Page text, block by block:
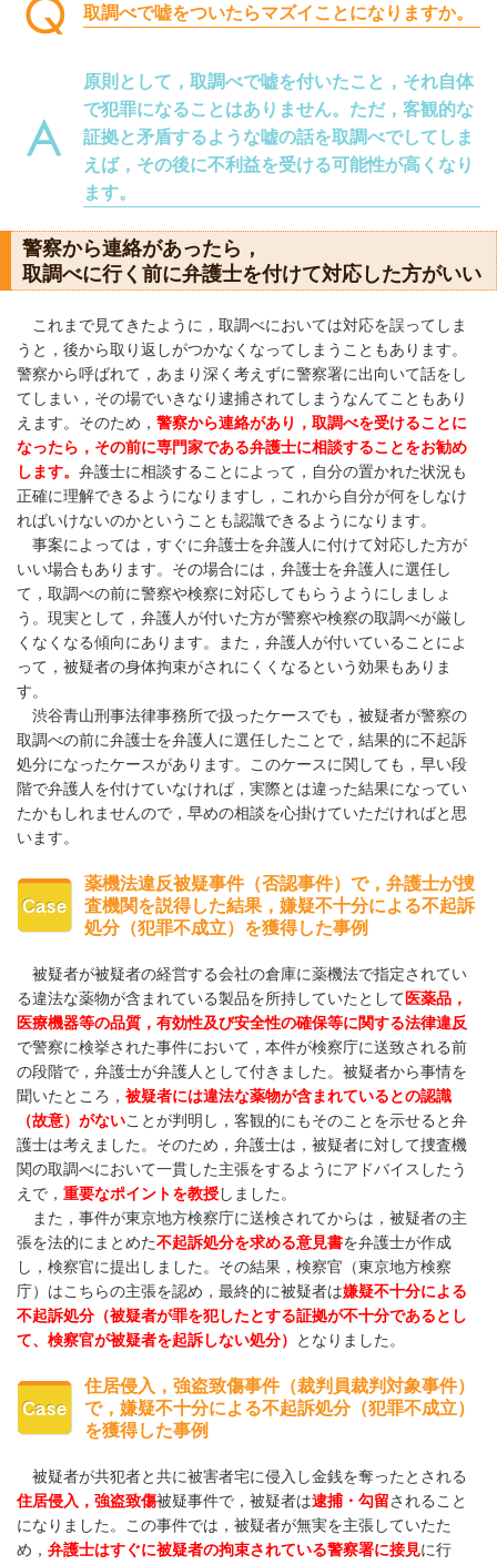
取調べで嘘をついたらマズイことになりますか。
原則として，取調べで嘘を付いたこと，それ自体
で犯罪になることはありません。ただ，客観的な
証拠と矛盾するような嘘の話を取調べでしてしま
えば，その後に不利益を受ける可能性が高くなり
ます。
警察から連絡があったら，
取調べに行く前に弁護士を付けて対応した方がいい
これまで見てきたように，取調べにおいては対応を誤ってしま
うと，後から取り返しがつかなくなってしまうこともあります。
警察から呼ばれて，あまり深く考えずに警察署に出向いて話をし
てしまい，その場でいきなり逮捕されてしまうなんてこともあり
えます。そのため， 警察から連絡があり，取調べを受けることに
なったら，その前に専門家である弁護士に相談することをお勧め
します。 弁護士に相談することによって，自分の置かれた状況も
正確に理解できるようになりますし，これから自分が何をしなけ
ればいけないのかということも認識できるようになります。
事案によっては，すぐに弁護士を弁護人に付けて対応した方が
いい場合もあります。その場合には，弁護士を弁護人に選任し
て，取調べの前に警察や検察に対応してもらうようにしましょ
う。現実として，弁護人が付いた方が警察や検察の取調べが厳し
くなくなる傾向にあります。また，弁護人が付いていることによ
って，被疑者の身体拘束がされにくくなるという効果もありま
す。
渋谷青山刑事法律事務所で扱ったケースでも，被疑者が警察の
取調べの前に弁護士を弁護人に選任したことで，結果的に不起訴
処分になったケースがあります。このケースに関しても，早い段
階で弁護人を付けていなければ，実際とは違った結果になってい
たかもしれませんので，早めの相談を心掛けていただければと思
います。
薬機法違反被疑事件（否認事件）で，弁護士が捜
査機関を説得した結果，嫌疑不十分による不起訴
処分（犯罪不成立）を獲得した事例
被疑者が被疑者の経営する会社の倉庫に薬機法で指定されてい
る違法な薬物が含まれている製品を所持していたとして医薬品，
医療機器等の品質，有効性及び安全性の確保等に関する法律違反
で警察に検挙された事件において，本件が検察庁に送致される前
の段階で，弁護士が弁護人として付きました。被疑者から事情を
聞いたところ， 被疑者には違法な薬物が含まれているとの認識
（故意）がないことが判明し，客観的にもそのことを示せると弁
護士は考えました。そのため，弁護士は，被疑者に対して捜査機
関の取調べにおいて一貫した主張をするようにアドバイスしたう
えで， 重要なポイントを教授しました。
また，事件が東京地方検察庁に送検されてからは，被疑者の主
張を法的にまとめた不起訴処分を求める意見書を弁護士が作成
し，検察官に提出しました。 その結果，検察官（東京地方検察
庁）はこちらの主張を認め，最終的に被疑者は嫌疑不十分による
不起訴処分（被疑者が罪を犯したとする証拠が不十分であるとし
て、検察官が被疑者を起訴しない処分）
となりました。
住居侵入，強盗致傷事件（裁判員裁判対象事件）
で，嫌疑不十分による不起訴処分（犯罪不成立）
を獲得した事例
被疑者が共犯者と共に被害者宅に侵入し金銭を奪ったとされる
住居侵入，強盗致傷被疑事件で，被疑者は逮捕・勾留されること
になりました。この事件では，被疑者が無実を主張していたた
め， 弁護士はすぐに被疑者の拘束されている警察署に接見に行